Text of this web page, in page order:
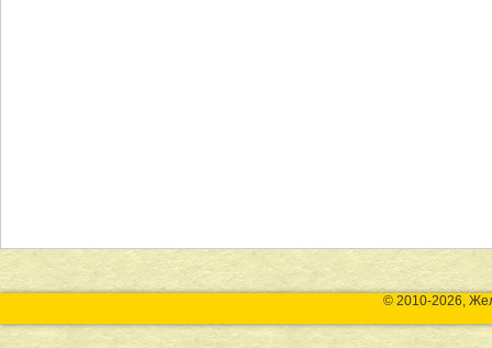
© 2010-2026,